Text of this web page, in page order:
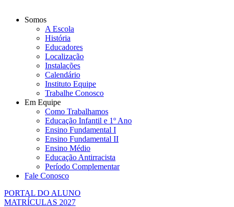
Somos
A Escola
História
Educadores
Localização
Instalações
Calendário
Instituto Equipe
Trabalhe Conosco
Em Equipe
Como Trabalhamos
Educação Infantil e 1º Ano
Ensino Fundamental I
Ensino Fundamental II
Ensino Médio
Educação Antirracista
Período Complementar
Fale Conosco
PORTAL DO ALUNO
MATRÍCULAS 2027